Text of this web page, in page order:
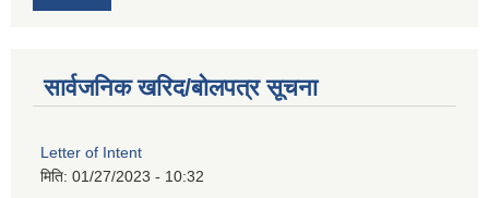
सार्वजनिक खरिद/बोलपत्र सूचना
Letter of Intent
मिति: 01/27/2023 - 10:32